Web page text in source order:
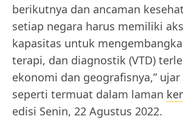
berikutnya dan ancaman
setiap negara harus memiliki
kapasitas untuk
terapi, dan diagnostik (VTD)
ekonomi dan geografisnya,”
seperti termuat dalam laman
edisi Senin, 22 Agustus 2022.